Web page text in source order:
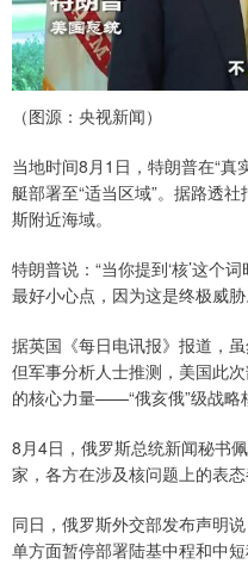
（图源：央视新闻）
当地时间8月1日，特朗普在“真
艇部署至“适当区域”。据路透
斯附近海域。
特朗普说：“当你提到‘核’这个
最好小心点，因为这是终极威胁
据英国《每日电讯报》报道，
但军事分析人士推测，美国此
的核心力量——“俄亥俄”级战略
8月4日，俄罗斯总统新闻秘书
家，各方在涉及核问题上的表态
同日，俄罗斯外交部发布声明
单方面暂停部署陆基中程和中